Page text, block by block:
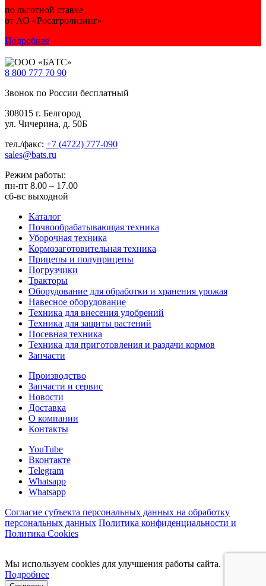
по льготной ставке
от АО «Росагролизинг»
Подробнее
8 800 777 70 90
Звонок по России бесплатный
308015 г. Белгород
ул. Чичерина, д. 50Б
тел./факс: +7 (4722) 777-090
sales@bats.ru
Режим работы:
пн-пт 8.00 – 17.00
сб-вс выходной
Каталог
Почвообрабатывающая техника
Уборочная техника
Кормозаготовительная техника
Прицепы и полуприцепы
Погрузчики
Тракторы
Оборудование для обработки и хранения урожая
Навесное оборудование
Техника для внесения удобрений
Техника для защиты растений
Посевная техника
Техника для приготовления и раздачи кормов
Запчасти
Производство
Запчасти и сервис
Новости
Доставка
О компании
Контакты
YouTube
Вконтакте
Telegram
Whatsapp
Whatsapp
Согласие субъекта персональных данных на обработку
персональных данных Политика конфиденциальности и
Политика Cookies
Мы используем cookies для улучшения работы сайта.
Подробнее